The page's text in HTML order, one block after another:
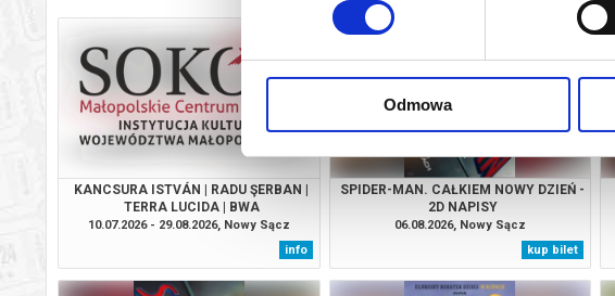
Odmowa
KANCSURA ISTVÁN | RADU ŞERBAN |
TERRA LUCIDA | BWA
10.07.2026 - 29.08.2026, Nowy Sącz
info
SPIDER-MAN. CAŁKIEM NOWY DZIEŃ -
2D NAPISY
06.08.2026, Nowy Sącz
kup bilet